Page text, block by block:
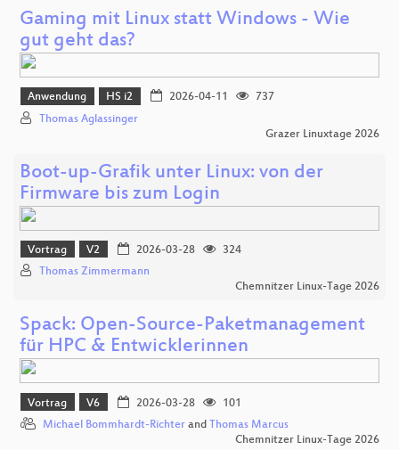
Gaming mit Linux statt Windows - Wie
gut geht das?
Anwendung HS i2 2026-04-11
737
Thomas Aglassinger
Grazer Linuxtage 2026
Boot-up-Grafik unter Linux: von der
Firmware bis zum Login
Vortrag V2 2026-03-28
324
Thomas Zimmermann
Chemnitzer Linux-Tage 2026
Spack: Open-Source-Paketmanagement
für HPC & Entwicklerinnen
Vortrag V6 2026-03-28
101
Michael Bommhardt-Richter and Thomas Marcus
Chemnitzer Linux-Tage 2026